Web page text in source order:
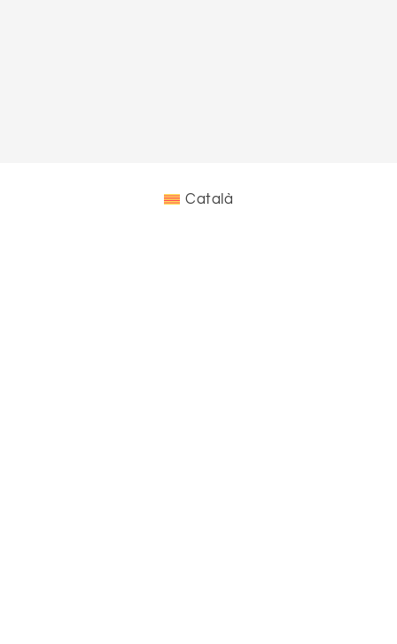
Català